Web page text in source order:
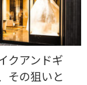
クアンドギ
その狙いと